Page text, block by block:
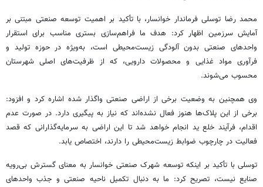
محمد رضا توسلی فرماندار خوانسار، با تأکید بر اهمیت توسعه صنعتی مبتنی بر
آمایش سرزمین اظهار کرد: هدف ما فراهم‌سازی بستری مناسب برای استقرار
واحدهای صنعتی بدون آلودگی زیست‌محیطی است، به‌ویژه در حوزه تولید و
فرآوری مواد غذایی و محصولات دارویی، که از ظرفیت‌های اصلی شهرستان
محسوب می‌شوند.
وی همچنین به وضعیت برخی از اراضی صنعتی واگذار شده اشاره کرد و افزود:
برخی از این پلاک‌ها هنوز فعال نشده‌اند که نیاز به پیگیری دارد. در صورت عدم
اقدام، فرآیند خلع ید انجام خواهد شد تا این اراضی به سرمایه‌گذارانی که قصد
فعالیت در چارچوب ضوابط زیست‌محیطی را دارند، اختصاص یابد.
توسلی با تأکید بر اینکه توسعه شهرک صنعتی خوانسار به معنای گسترش بی‌رویه
صنایع نیست، تصریح کرد: ما به دنبال تکمیل ناحیه صنعتی و جذب واحدهای